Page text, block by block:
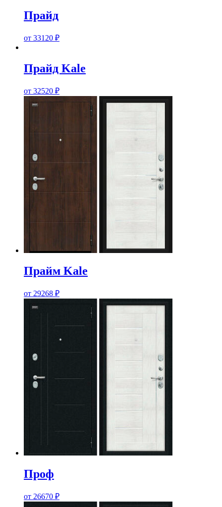
Прайд
от 33120 ₽
Прайд Kale
от 32520 ₽
Прайм Kale
от 29268 ₽
Проф
от 26670 ₽